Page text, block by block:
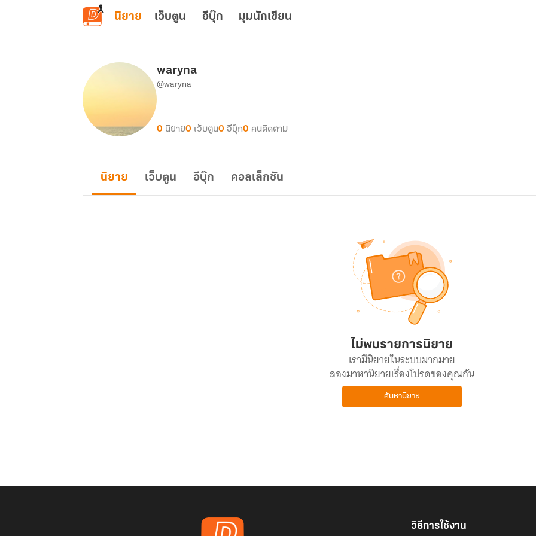
ข้ามไปยังเนื้อหาหลัก
นิยาย เว็บตูน อีบุ๊ก มุมนักเขียน
waryna
@waryna
0 นิยาย0 เว็บตูน0 อีบุ๊ก0 คนติดตาม
นิยาย เว็บตูน อีบุ๊ก คอลเล็กชัน
ไม่พบรายการนิยาย
เรามีนิยายในระบบมากมาย
ลองมาหานิยายเรื่องโปรดของคุณกัน
ค้นหานิยาย
วิธีการใช้งาน